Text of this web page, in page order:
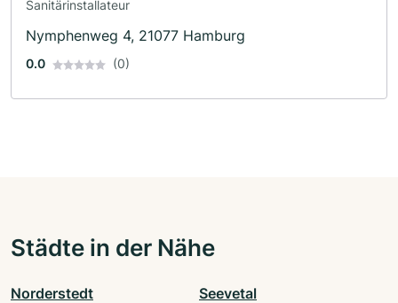
Sanitärinstallateur
Nymphenweg 4, 21077 Hamburg
0.0 (0)
Städte in der Nähe
Norderstedt Seevetal